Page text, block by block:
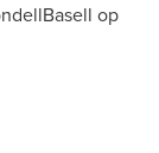
op